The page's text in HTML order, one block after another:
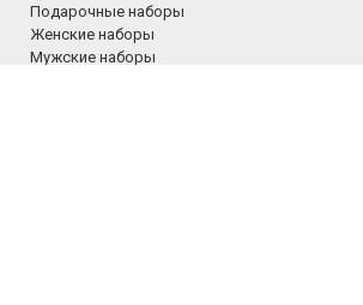
Подарочные наборы
Женские наборы
Мужские наборы